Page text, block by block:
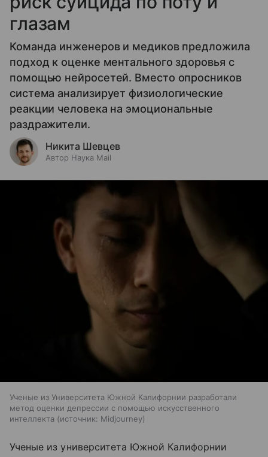
глазам
Команда инженеров и медиков предложила
подход к оценке ментального здоровья с
помощью нейросетей. Вместо опросников
система анализирует физиологические
реакции человека на эмоциональные
раздражители.
Никита Шевцев
Автор Наука Mail
Ученые из Университета Южной Калифорнии разработали
метод оценки депрессии с помощью искусственного
интеллекта
источник: Midjourney
Ученые из университета Южной Калифорнии